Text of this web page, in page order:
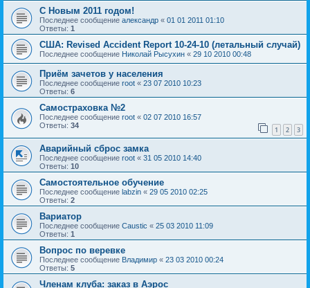
С Новым 2011 годом!
Последнее сообщение александр « 01 01 2011 01:10
Ответы: 1
США: Revised Accident Report 10-24-10 (летальный случай)
Последнее сообщение Николай Рысухин « 29 10 2010 00:48
Приём зачетов у населения
Последнее сообщение root « 23 07 2010 10:23
Ответы: 6
Самостраховка №2
Последнее сообщение root « 02 07 2010 16:57
Ответы: 34 1 2 3
Аварийный сброс замка
Последнее сообщение root « 31 05 2010 14:40
Ответы: 10
Самостоятельное обучение
Последнее сообщение labzin « 29 05 2010 02:25
Ответы: 2
Вариатор
Последнее сообщение Caustic « 25 03 2010 11:09
Ответы: 1
Вопрос по веревке
Последнее сообщение Владимир « 23 03 2010 00:24
Ответы: 5
Членам клуба: заказ в Аэрос